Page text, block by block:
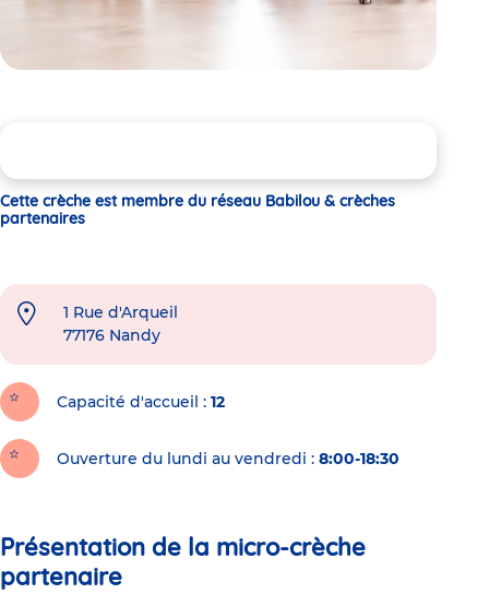
Cette crèche est membre du réseau Babilou & crèches
partenaires
1 Rue d'Arqueil
77176 Nandy
Capacité d'accueil 12
Ouverture du lundi au vendredi : 8:00-18:30
Présentation de la micro-crèche
partenaire